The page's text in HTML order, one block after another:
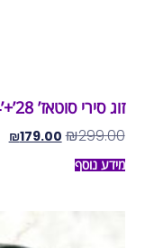
זוג סירי סוטאז’ 28’+’24 ס”מ ROSO
₪299.00
₪179.00
מידע נוסף